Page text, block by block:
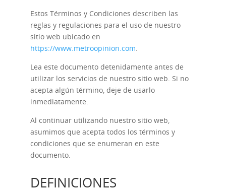
Estos Términos y Condiciones describen las
reglas y regulaciones para el uso de nuestro
sitio web ubicado en
https://www.metroopinion.com.
Lea este documento detenidamente antes de
utilizar los servicios de nuestro sitio web. Si no
acepta algún término, deje de usarlo
inmediatamente.
Al continuar utilizando nuestro sitio web,
asumimos que acepta todos los términos y
condiciones que se enumeran en este
documento.
DEFINICIONES